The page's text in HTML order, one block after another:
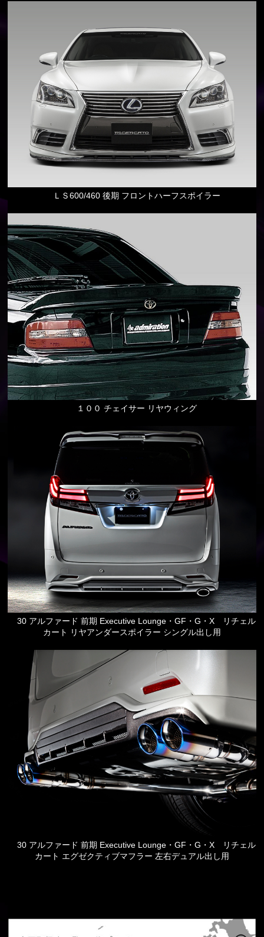
ＬＳ600/460 後期 フロントハーフスポイラー
１００ チェイサー リヤウィング
30 アルファード 前期 Executive Lounge・GF・G・X リチェル
カート リヤアンダースポイラー シングル出し用
30 アルファード 前期 Executive Lounge・GF・G・X リチェル
カート エグゼクティブマフラー 左右デュアル出し用